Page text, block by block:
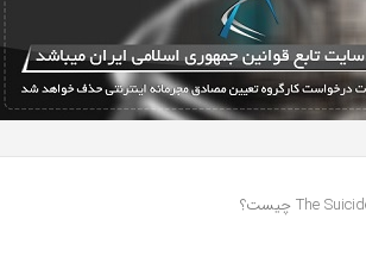
مدل
کمد
دیواری
شیک
و
از
7 روز پیش